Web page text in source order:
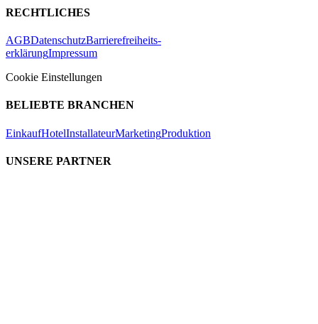
RECHTLICHES
AGBDatenschutzBarrierefreiheits-
erklärungImpressum
Cookie Einstellungen
BELIEBTE BRANCHEN
EinkaufHotelInstallateurMarketingProduktion
UNSERE PARTNER